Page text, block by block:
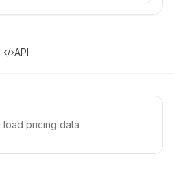
API
load pricing data